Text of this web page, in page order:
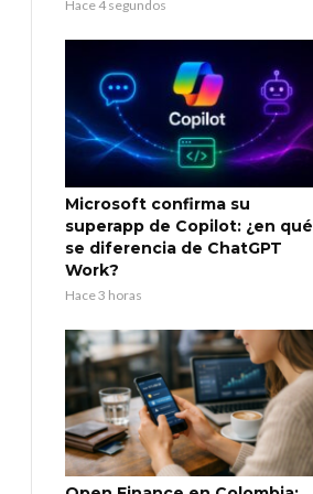
Hace 4 segundos
Microsoft confirma su
superapp de Copilot: ¿en qué
se diferencia de ChatGPT
Work?
Hace 3 horas